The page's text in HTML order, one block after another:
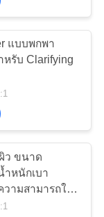
ลิก
แบบพกพา
รับ Clarifying
ว ขนาด
ำหนักเบา
วามสามารถใน
สูง ระบบบำบัด